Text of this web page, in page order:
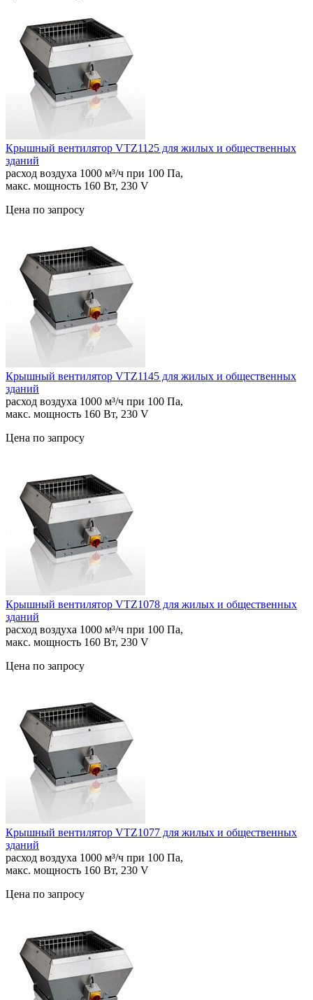
Крышный вентилятор VTZ1125 для жилых и общественных
зданий
расход воздуха 1000 м³/ч при 100 Па,
макс. мощность 160 Вт, 230 V
Цена по запросу
Крышный вентилятор VTZ1145 для жилых и общественных
зданий
расход воздуха 1000 м³/ч при 100 Па,
макс. мощность 160 Вт, 230 V
Цена по запросу
Крышный вентилятор VTZ1078 для жилых и общественных
зданий
расход воздуха 1000 м³/ч при 100 Па,
макс. мощность 160 Вт, 230 V
Цена по запросу
Крышный вентилятор VTZ1077 для жилых и общественных
зданий
расход воздуха 1000 м³/ч при 100 Па,
макс. мощность 160 Вт, 230 V
Цена по запросу